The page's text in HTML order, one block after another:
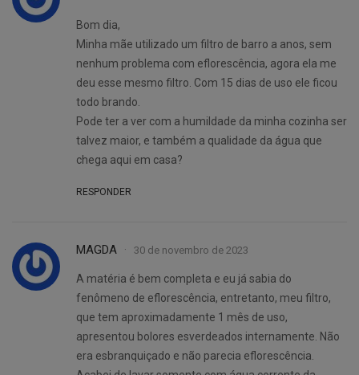
Bom dia,
Minha mãe utilizado um filtro de barro a anos, sem
nenhum problema com eflorescência, agora ela me
deu esse mesmo filtro. Com 15 dias de uso ele ficou
todo brando.
Pode ter a ver com a humildade da minha cozinha ser
talvez maior, e também a qualidade da água que
chega aqui em casa?
RESPONDER
MAGDA 30 de novembro de 2023
A matéria é bem completa e eu já sabia do
fenômeno de eflorescência, entretanto, meu filtro,
que tem aproximadamente 1 mês de uso,
apresentou bolores esverdeados internamente. Não
era esbranquiçado e não parecia eflorescência.